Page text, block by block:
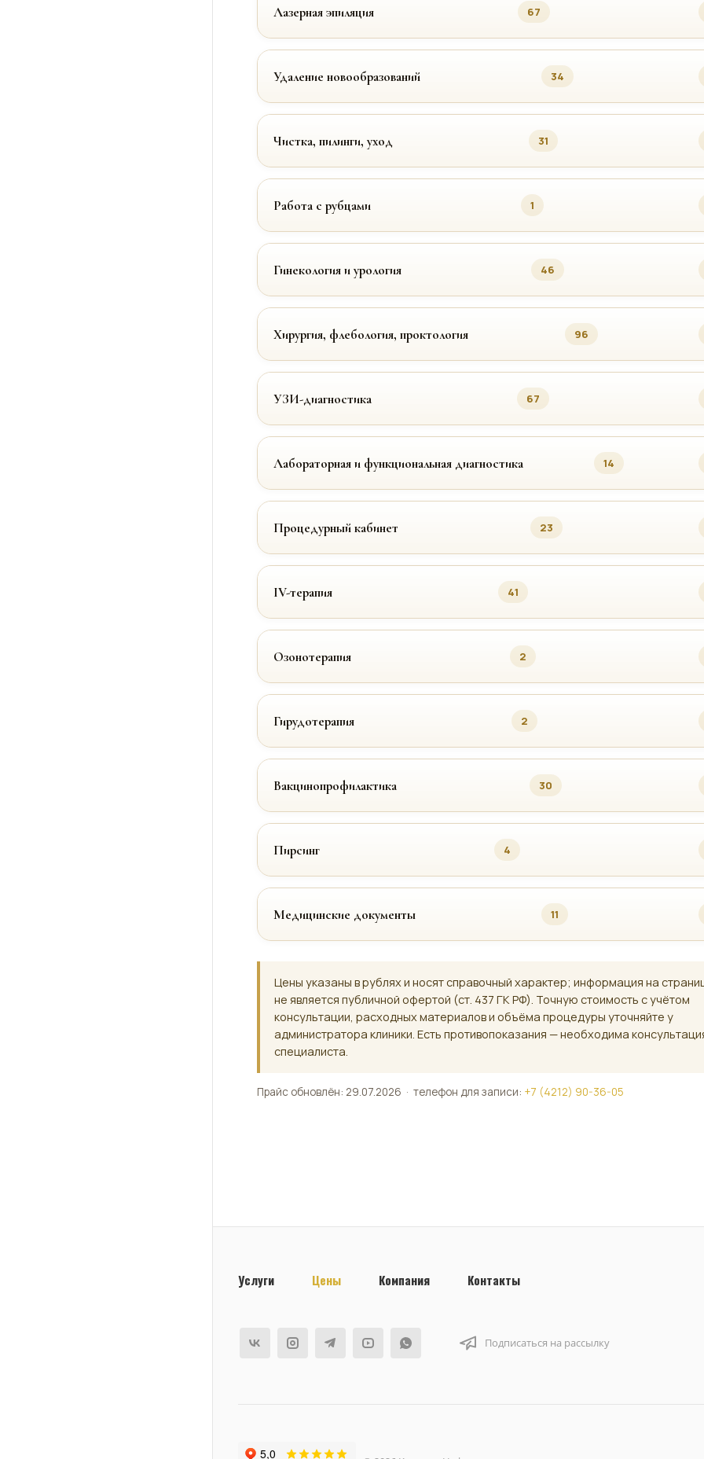
Лазерная эпиляция 67
Удаление новообразований 34
Чистка, пилинги, уход 31
Работа с рубцами 1
Гинекология и урология 46
Хирургия, флебология, проктология 96
УЗИ-диагностика 67
Лабораторная и функциональная диагностика 14
Процедурный кабинет 23
IV-терапия 41
Озонотерапия 2
Гирудотерапия 2
Вакцинопрофилактика 30
Пирсинг 4
Медицинские документы 11
Цены указаны в рублях и носят справочный характер; информация на
не является публичной офертой (ст. 437 ГК РФ). Точную стоимость с учётом
консультации, расходных материалов и объёма процедуры уточняйте у
администратора клиники. Есть противопоказания — необходима
специалиста.
Прайс обновлён: 29.07.2026 · телефон для записи: +7 (4212) 90-36-05
Услуги Цены Компания Контакты
Подписаться на рассылку